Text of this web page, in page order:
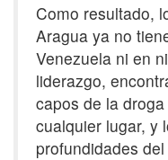
Como resultado,
Aragua ya no
Venezuela ni en
liderazgo,
capos de la
cualquier lugar, y
profundidades